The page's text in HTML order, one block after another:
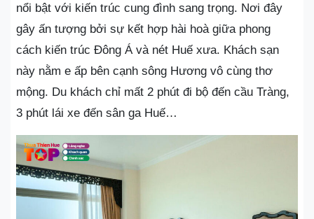
nổi bật với kiến trúc cung đình sang trọng. Nơi đây
gây ấn tượng bởi sự kết hợp hài hoà giữa phong
cách kiến trúc Đông Á và nét Huế xưa. Khách sạn
này nằm e ấp bên cạnh sông Hương vô cùng thơ
mộng. Du khách chỉ mất 2 phút đi bộ đến cầu Tràng,
3 phút lái xe đến sân ga Huế…